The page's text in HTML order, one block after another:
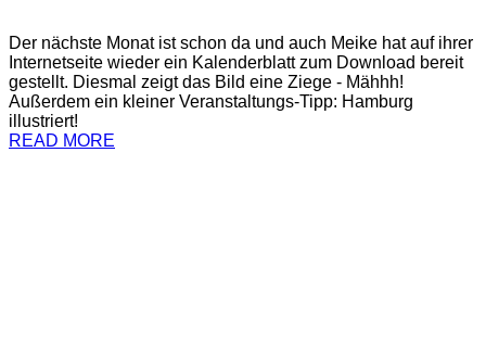
Der nächste Monat ist schon da und auch Meike hat auf ihrer
Internetseite wieder ein Kalenderblatt zum Download bereit
gestellt. Diesmal zeigt das Bild eine Ziege - Mähhh!
Außerdem ein kleiner Veranstaltungs-Tipp: Hamburg
illustriert!
READ MORE